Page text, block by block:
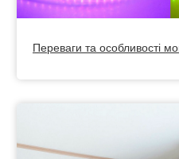
Переваги та особливості